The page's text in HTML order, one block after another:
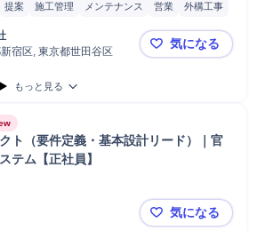
提案 施工管理 メンテナンス 営業
外構工事
管理技士
器
PC/Web PC
宿区, 東京都世田谷区
【エクステ
気になる
もっと見る
ト（要件定義・基本設計リード）｜官
テム【正社員】
上流工程ア
気になる